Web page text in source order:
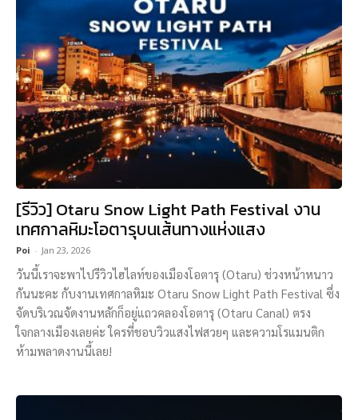
[รีวิว] Otaru Snow Light Path Festival งาน
เทศกาลหิมะโอตารุบนเส้นทางแห่งแสง
Poi - Jan 23, 2026
วันนี้เราจะพาไปรีวิวไฮไลท์ของเมืองโอตารุ (Otaru) ช่วงหน้าหนาว
กันนะคะ กับงานเทศกาลหิมะ Otaru Snow Light Path Festival ซึ่ง
จัดบริเวณจัดงานหลักก็อยู่แถวคลองโอตารุ (Otaru Canal) ตรง
ใจกลางเมืองเลยค่ะ ใครที่ชอบวิวแสงไฟสวยๆ และความโรแมนติก
ห้ามพลาดงานนี้เลย!